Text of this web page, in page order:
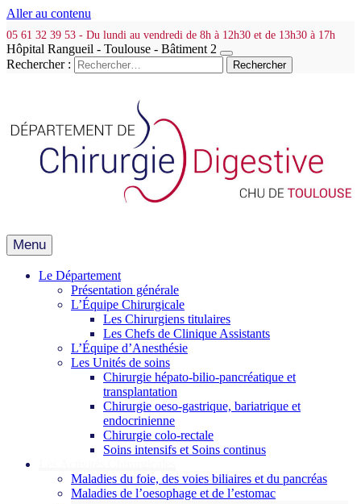
Aller au contenu
05 61 32 39 53 - Du lundi au vendredi de 8h à 12h30 et de 13h30 à 17h
Hôpital Rangueil - Toulouse - Bâtiment 2
Rechercher :
Menu
Le Département
Présentation générale
L’Équipe Chirurgicale
Les Chirurgiens titulaires
Les Chefs de Clinique Assistants
L’Équipe d’Anesthésie
Les Unités de soins
Chirurgie hépato-bilio-pancréatique et
transplantation
Chirurgie oeso-gastrique, bariatrique et
endocrinienne
Chirurgie colo-rectale
Soins intensifs et Soins continus
Maladies du foie, des voies biliaires et du pancréas
Maladies de l’oesophage et de l’estomac